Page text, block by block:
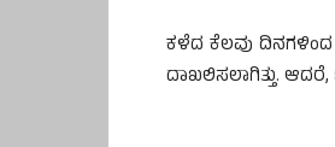
ಕಳೆದ ಕೆಲವು ದಿನಗಳಿಂದ
ದಾಖಲಿಸಲಾಗಿತ್ತು.